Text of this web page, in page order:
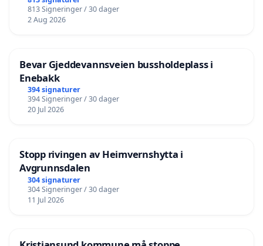
813 Signeringer / 30 dager
2 Aug 2026
Bevar Gjeddevannsveien bussholdeplass i
Enebakk
394 signaturer
394 Signeringer / 30 dager
20 Jul 2026
Stopp rivingen av Heimvernshytta i
Avgrunnsdalen
304 signaturer
304 Signeringer / 30 dager
11 Jul 2026